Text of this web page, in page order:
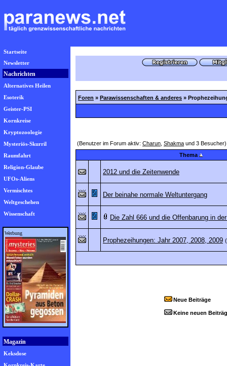
Startseite
Newsletter
Nachrichten
Alternatives Heilen
Esoterik
Geister-PSI
Kornkreise
Kryptozoologie
Mysteriös-Skurril
Raumfahrt
Religion-Glaube
UFOs-Aliens
Vermischtes
Weltgeschehen
Wissenschaft
Werbung
Magazin
Keksdose
Foren » Parawissenschaften & anderes »
(Benutzer im Forum aktiv: Charun Shakma und 3 Besucher)
Thema
2012 und die Zeitenwende
Der beinahe normale Weltuntergang
Die Zahl 666 und die Offenbarung in
Prophezeihungen: Jahr 2007, 2008, 2009
Neue Beiträge
Keine neuen